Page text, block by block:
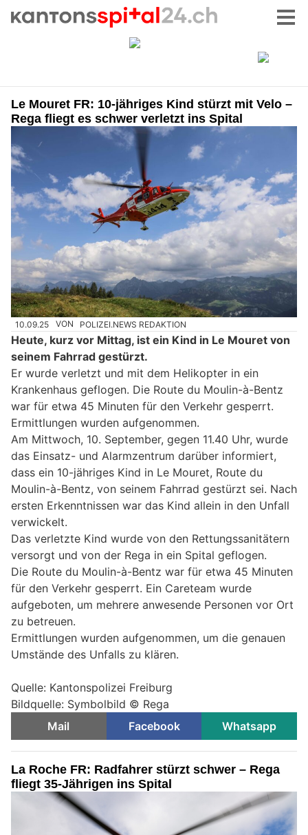
Le Mouret FR: 10-jähriges Kind stürzt mit Velo –
Rega fliegt es schwer verletzt ins Spital
10.09.25 VON POLIZEI.NEWS REDAKTION
Heute, kurz vor Mittag, ist ein Kind in Le Mouret von
seinem Fahrrad gestürzt.
Er wurde verletzt und mit dem Helikopter in ein
Krankenhaus geflogen. Die Route du Moulin-à-Bentz
war für etwa 45 Minuten für den Verkehr gesperrt.
Ermittlungen wurden aufgenommen.
Am Mittwoch, 10. September, gegen 11.40 Uhr, wurde
das Einsatz- und Alarmzentrum darüber informiert,
dass ein 10-jähriges Kind in Le Mouret, Route du
Moulin-à-Bentz, von seinem Fahrrad gestürzt sei. Nach
ersten Erkenntnissen war das Kind allein in den Unfall
verwickelt.
Das verletzte Kind wurde von den Rettungssanitätern
versorgt und von der Rega in ein Spital geflogen.
Die Route du Moulin-à-Bentz war für etwa 45 Minuten
für den Verkehr gesperrt. Ein Careteam wurde
aufgeboten, um mehrere anwesende Personen vor Ort
zu betreuen.
Ermittlungen wurden aufgenommen, um die genauen
Umstände des Unfalls zu klären.
Quelle: Kantonspolizei Freiburg
Bildquelle: Symbolbild © Rega
Mail
Facebook Whatsapp
La Roche FR: Radfahrer stürzt schwer – Rega
fliegt 35-Jährigen ins Spital